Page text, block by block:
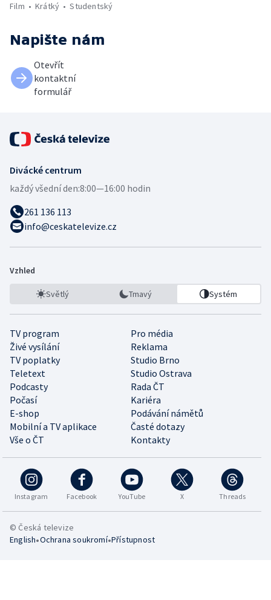
Film
Krátký Studentský
Napište nám
Otevřít
kontaktní
formulář
Divácké centrum
každý všední den:8:00—16:00 hodin
261 136 113
info@ceskatelevize.cz
Vzhled
Světlý Tmavý Systém
TV program
Pro média
Živé vysílání
Reklama
TV poplatky
Studio Brno
Teletext
Studio Ostrava
Podcasty
Rada ČT
Počasí
Kariéra
E-shop
Podávání námětů
Mobilní a TV aplikace
Časté dotazy
Vše o ČT
Kontakty
Instagram Facebook YouTube X Threads
© Česká televize
English•Ochrana soukromí•Přístupnost